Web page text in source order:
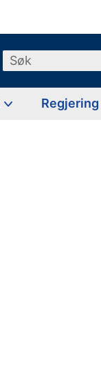
Søk
Regjering